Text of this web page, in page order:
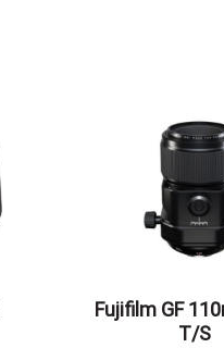
Fujifilm GF
T/S